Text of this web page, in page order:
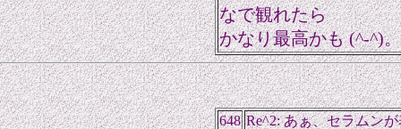
なで観れたら
かなり最高かも (^-^)。
648 Re^2: あぁ、セラムン